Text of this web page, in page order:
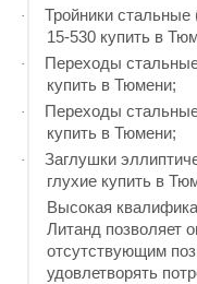
·
Тройники
15-530 купить в
·
Переходы
купить в Тюмени;
·
Переходы
купить в Тюмени;
·
Заглушки
глухие купить в
Высокая
Литанд позволяет
отсутствующим
удовлетворять